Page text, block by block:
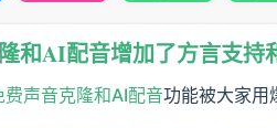
和AI配音增加了方言支持
声音克隆和AI配音功能被大家用